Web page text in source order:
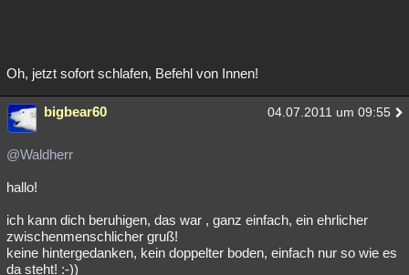
Oh, jetzt sofort schlafen, Befehl von Innen!
bigbear60 04.07.2011 um 09:55
@Waldherr
hallo!
ich kann dich beruhigen, das war , ganz einfach, ein ehrlicher
zwischenmenschlicher gruß!
keine hintergedanken, kein doppelter boden, einfach nur so wie es
da steht! :-))